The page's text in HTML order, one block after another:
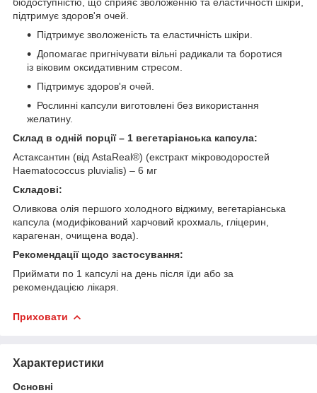
підтримує здоров'я очей.
Підтримує зволоженість та еластичність шкіри.
Допомагає пригнічувати вільні радикали та боротися
із віковим оксидативним стресом.
Підтримує здоров'я очей.
Рослинні капсули виготовлені без використання
желатину.
Склад в одній порції – 1 вегетаріанська капсула:
Астаксантин (від AstaReal®) (екстракт мікроводоростей
Haematococcus pluvialis) – 6 мг
Складові:
Оливкова олія першого холодного віджиму, вегетаріанська
капсула (модифікований харчовий крохмаль, гліцерин,
карагенан, очищена вода).
Рекомендації щодо застосування:
Приймати по 1 капсулі на день після їди або за
рекомендацією лікаря.
Приховати
Характеристики
Основні